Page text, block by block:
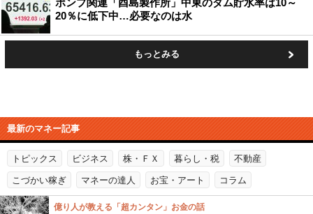
ポンプ関連「酉島製作所」中東のダム貯水率は10～
20％に低下中…必要なのは水
もっとみる
最新のマネー記事
トピックス ビジネス 株・ＦＸ 暮らし・税 不動産
こづかい稼ぎ マネーの達人 お宝・アート コラム
億り人が教える「超カンタン」お金の話